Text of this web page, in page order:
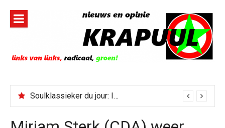
inhoud
Soulklassieker du jour: I Wish It Would Rain